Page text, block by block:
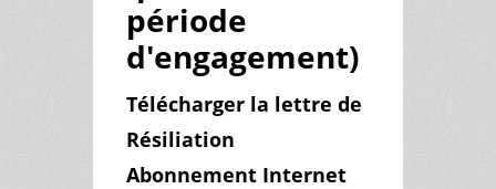
période
d'engagement)
Télécharger la lettre de
Résiliation
Abonnement Internet